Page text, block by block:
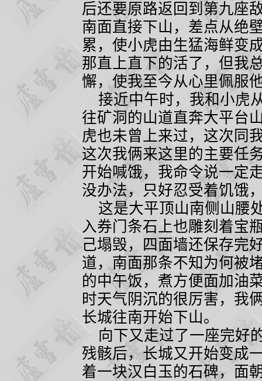
后还要原路返回到第九座
南面直接下山，差点从绝
累，使小虎由生猛海鲜变
那直上直下的活了，但我
懈，使我至今从心里佩服
接近中午时，我和小虎
往矿洞的山道直奔大平台
虎也未曾上来过，这次同
这次我俩来这里的主要任
开始喊饿，我命令说一定
没办法，只好忍受着饥饿
这是大平顶山南侧山腰
入券门条石上也雕刻着宝
己塌毁，四面墙还保存完
道，南面那条不知为何被
的中午饭，煮方便面加油
时天气阴沉的很厉害，我
长城往南开始下山。
向下又走过了一座完好
残骸后，长城又开始变成
着一块汉白玉的石碑，面